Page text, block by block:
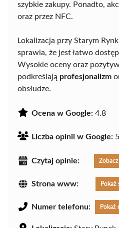
szybkie zakupy. Ponadto,
oraz przez NFC.
Lokalizacja przy Starym
sprawia, że jest łatwo
Wysokie oceny oraz
podkreślają profesjonalizm
obsłudze.
Ocena w Google: 4.8
Liczba opinii w Google:
Czytaj opinie:
Strona www: Pokaż
Numer telefonu: Pokaż